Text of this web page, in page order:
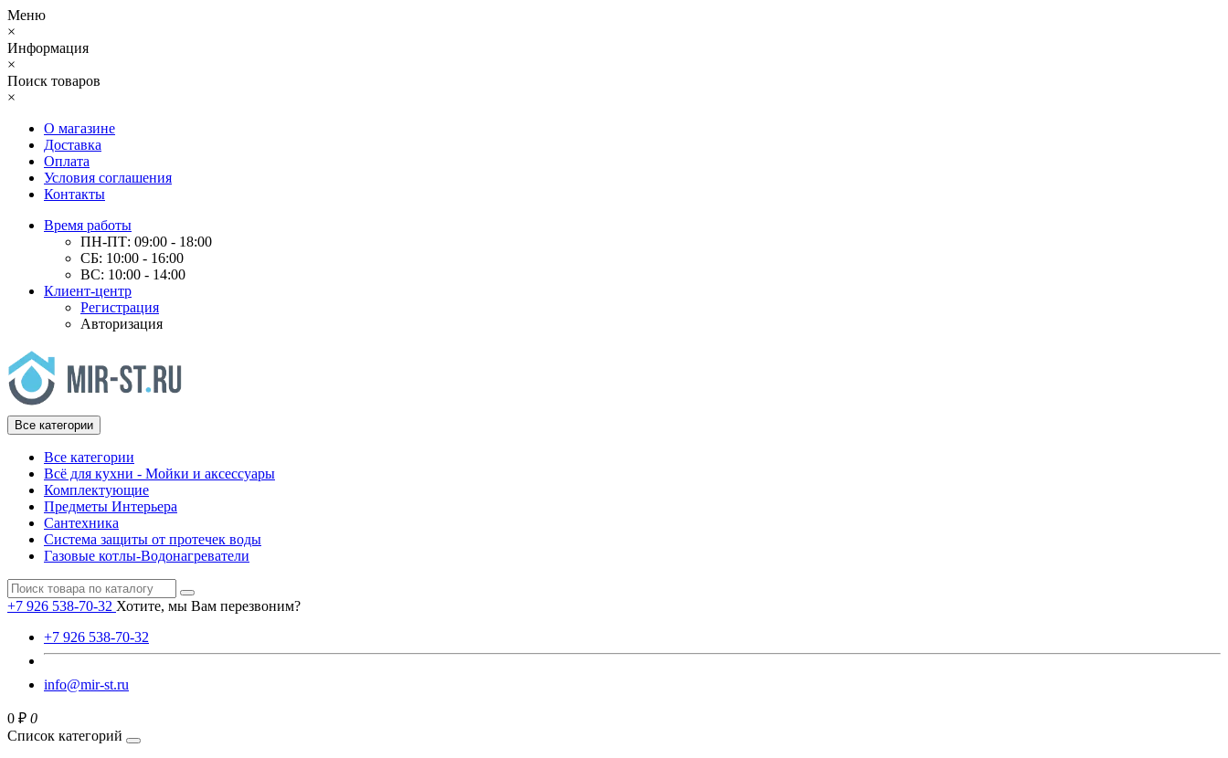
Меню
×
Информация
×
Поиск товаров
×
О магазине
Доставка
Оплата
Условия соглашения
Контакты
Время работы
ПН-ПТ: 09:00 - 18:00
СБ: 10:00 - 16:00
ВС: 10:00 - 14:00
Клиент-центр
Регистрация
Авторизация
Все категории
Все категории
Всё для кухни - Мойки и аксессуары
Комплектующие
Предметы Интерьера
Сантехника
Система защиты от протечек воды
Газовые котлы-Водонагреватели
+7 926 538-70-32 Хотите, мы Вам перезвоним?
+7 926 538-70-32
info@mir-st.ru
0 ₽ 0
Список категорий